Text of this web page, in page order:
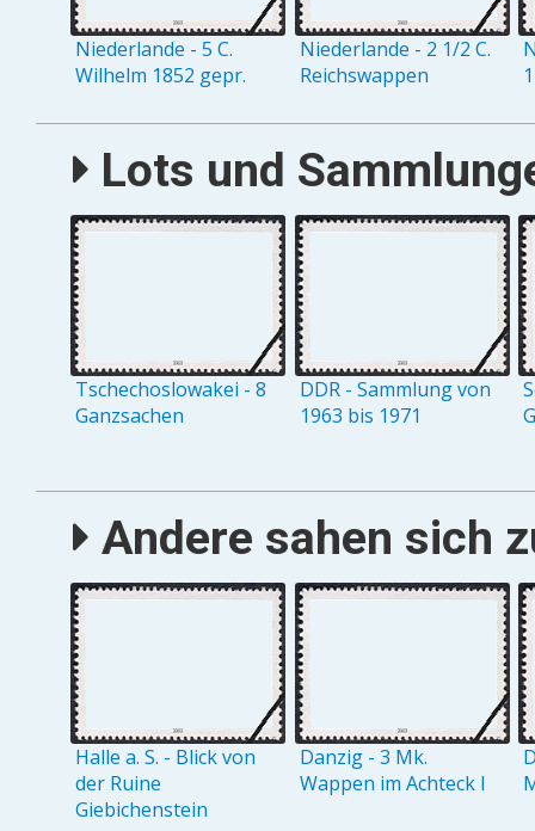
Niederlande - 5 C.
Wilhelm 1852 gepr.
Niederlande - 2 1/2 C.
Reichswappen
Lots und
Tschechoslowakei - 8
Ganzsachen
DDR - Sammlung von
1963 bis 1971
Andere sahen sich
Halle a. S. - Blick von
der Ruine
Giebichenstein
Danzig - 3 Mk.
Wappen im Achteck I